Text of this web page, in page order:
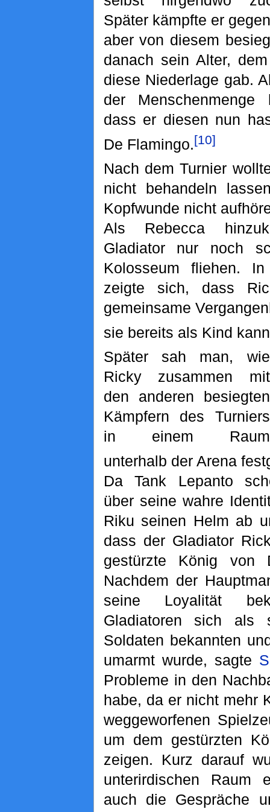
Später kämpfte er
aber von diesem
danach sein Alter,
diese Niederlage gab.
der
dass er diesen nun
De Flamingo.[10]
Nach dem Turnier
nicht behandeln
Kopfwunde nicht
Als Rebecca
Gladiator nur noch
Kolosseum fliehen.
zeigte sich, dass
gemeinsame
sie bereits als Kind
Später sah man, wie
Ricky zusammen mit
den anderen besiegten
Kämpfern des Turniers
in einem Raum
unterhalb der Arena
Da Tank Lepanto
über seine wahre
Riku seinen Helm ab
dass der Gladiator
gestürzte König von
Nachdem der
seine Loyalität
Gladiatoren sich als
Soldaten bekannten
umarmt wurde, sagte
Probleme in den
habe, da er nicht mehr
weggeworfenen
um dem gestürzten
zeigen. Kurz darauf
unterirdischen Raum
auch die Gespräche